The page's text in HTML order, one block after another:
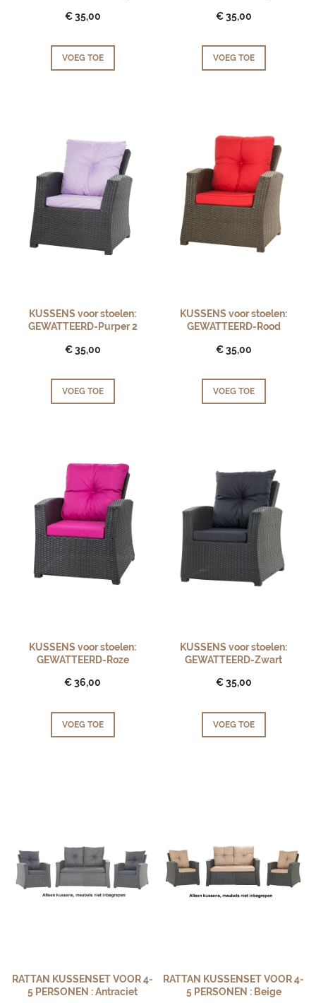
€ 35,00
VOEG TOE
€ 35,00
VOEG TOE
KUSSENS voor stoelen:
GEWATTEERD-Purper 2
€ 35,00
VOEG TOE
KUSSENS voor stoelen:
GEWATTEERD-Rood
€ 35,00
VOEG TOE
KUSSENS voor stoelen:
GEWATTEERD-Roze
€ 36,00
VOEG TOE
KUSSENS voor stoelen:
GEWATTEERD-Zwart
€ 35,00
VOEG TOE
RATTAN KUSSENSET VOOR 4-
5 PERSONEN : Antraciet
RATTAN KUSSENSET VOOR 4-
5 PERSONEN : Beige